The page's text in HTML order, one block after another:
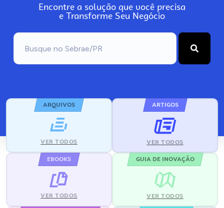
Encontre a solução que você precisa
e Transforme Seu Negócio
ARQUIVOS
VER TODOS
ARTIGOS
VER TODOS
EBOOKS
VER TODOS
GUIA DE INOVAÇÃO
VER TODOS